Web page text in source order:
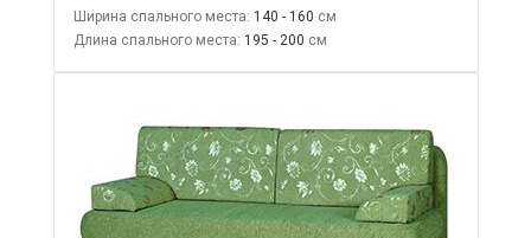
Ширина спального места: 140 - 160
Длина спального места: 195 - 200